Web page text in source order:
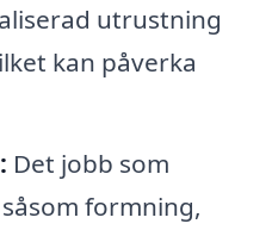
utrustning
kan påverka
Det jobb som
formning,